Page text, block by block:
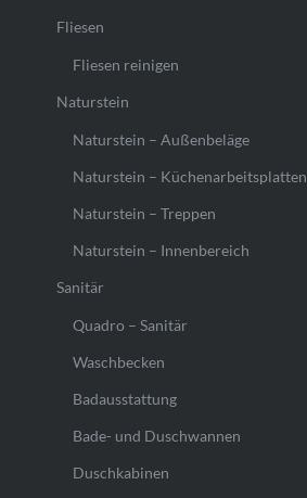
Fliesen
Fliesen reinigen
Naturstein
Naturstein – Außenbeläge
Naturstein – Küchenarbeitsplatten
Naturstein – Treppen
Naturstein – Innenbereich
Sanitär
Quadro – Sanitär
Waschbecken
Badausstattung
Bade- und Duschwannen
Duschkabinen